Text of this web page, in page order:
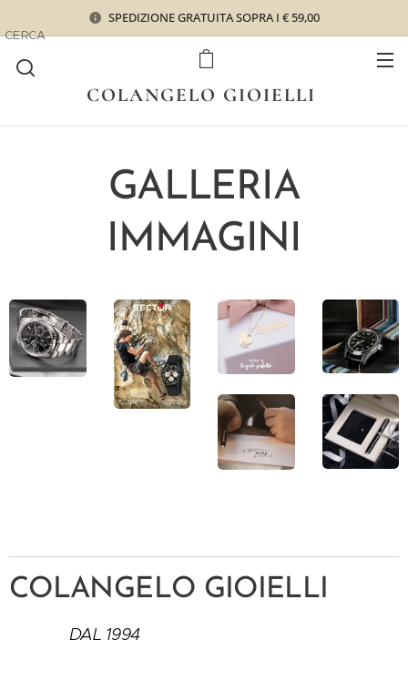
SPEDIZIONE GRATUITA SOPRA I € 59,00
COLANGELO GIOIELLI
CERCA
GALLERIA
IMMAGINI
COLANGELO GIOIELLI
DAL 1994